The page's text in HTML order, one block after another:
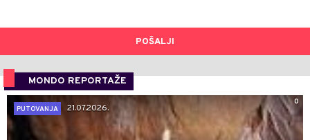
POŠALJI
MONDO REPORTAŽE
0
PUTOVANJA
21.07.2026.